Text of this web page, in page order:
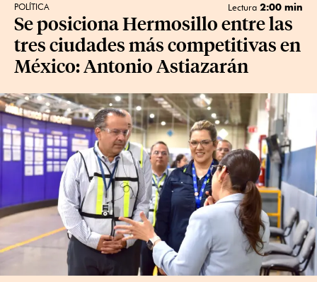
POLÍTICA Lectura 2:00 min
Se posiciona Hermosillo entre las
tres ciudades más competitivas en
México: Antonio Astiazarán